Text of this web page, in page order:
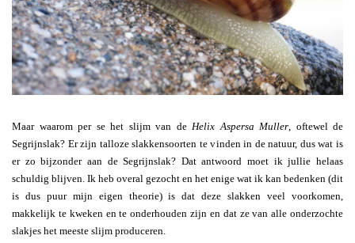
Maar waarom per se het slijm van de Helix Aspersa Muller , oftewel de
Segrijnslak? Er zijn talloze slakkensoorten te vinden in de natuur, dus wat is
er zo bijzonder aan de Segrijnslak? Dat antwoord moet ik jullie helaas
schuldig blijven. Ik heb overal gezocht en het enige wat ik kan bedenken (dit
is dus puur mijn eigen theorie) is dat deze slakken veel voorkomen,
makkelijk te kweken en te onderhouden zijn en dat ze van alle onderzochte
slakjes het meeste slijm produceren.